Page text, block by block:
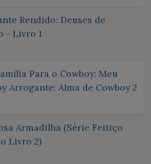
Rendido: Deuses de
- Livro 1
Para o Cowboy: Meu
Arrogante: Alma de Cowboy 2
Armadilha (Série Feitiço
Livro 2)